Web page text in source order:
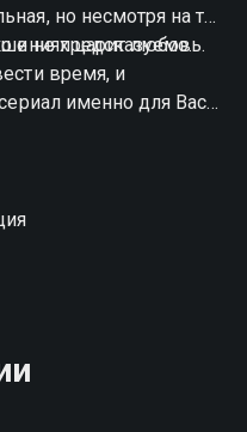
но несмотря на то,
царит любовь.
и не предсказуемо.
время, и
именно для Вас.
в хорошем HD